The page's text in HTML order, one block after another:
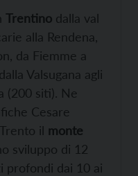
Trentino dalla val
alla Rendena,
da Fiemme a
Valsugana agli
(200 siti). Ne
Cesare
il monte
sviluppo di 12
profondi dai 10 ai